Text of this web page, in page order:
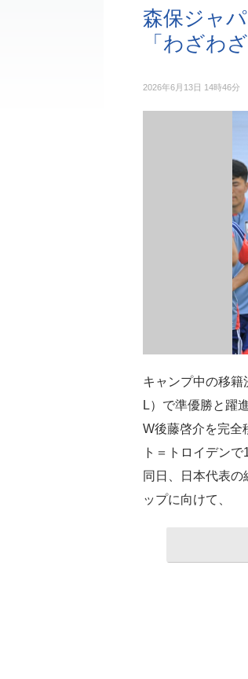
森保ジャ
「わざわ
2026年6月13日 14時46分
キャンプ中の移
L）で準優勝と躍
W後藤啓介を完全
ト＝トロイデン
同日、日本代表
ップに向けて、